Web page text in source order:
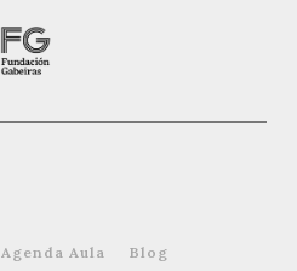
Agenda Aula
Blog